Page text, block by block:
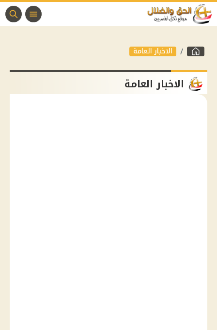
الاخبار العامة
الاخبار العامة